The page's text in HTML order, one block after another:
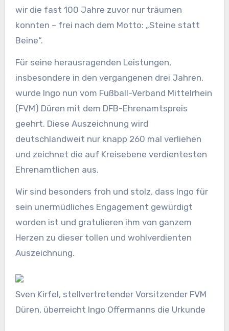
wir die fast 100 Jahre zuvor nur träumen
konnten – frei nach dem Motto: „Steine statt
Beine“.
Für seine herausragenden Leistungen,
insbesondere in den vergangenen drei Jahren,
wurde Ingo nun vom Fußball-Verband Mittelrhein
(FVM) Düren mit dem DFB-Ehrenamtspreis
geehrt. Diese Auszeichnung wird
deutschlandweit nur knapp 260 mal verliehen
und zeichnet die auf Kreisebene verdientesten
Ehrenamtlichen aus.
Wir sind besonders froh und stolz, dass Ingo für
sein unermüdliches Engagement gewürdigt
worden ist und gratulieren ihm von ganzem
Herzen zu dieser tollen und wohlverdienten
Auszeichnung.
Sven Kirfel, stellvertretender Vorsitzender FVM
Düren, überreicht Ingo Offermanns die Urkunde